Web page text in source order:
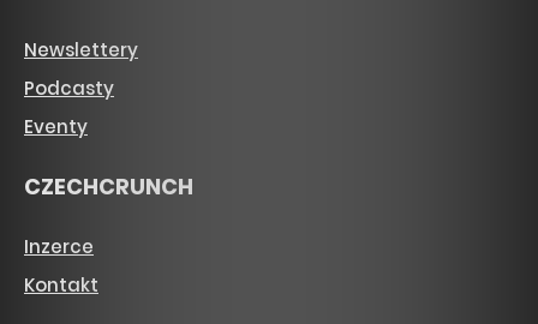
Newslettery
Podcasty
Eventy
CZECHCRUNCH
Inzerce
Kontakt